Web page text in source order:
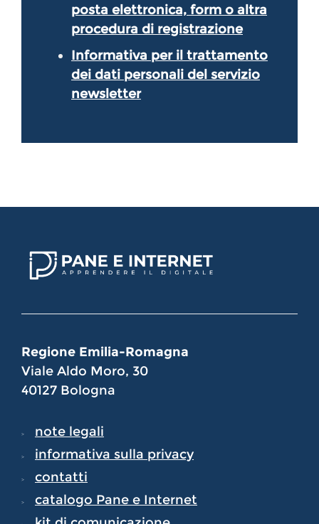
posta elettronica, form o altra
procedura di registrazione
Informativa per il trattamento
dei dati personali del servizio
newsletter
Regione Emilia-Romagna
Viale Aldo Moro, 30
40127 Bologna
note legali
informativa sulla privacy
contatti
catalogo Pane e Internet